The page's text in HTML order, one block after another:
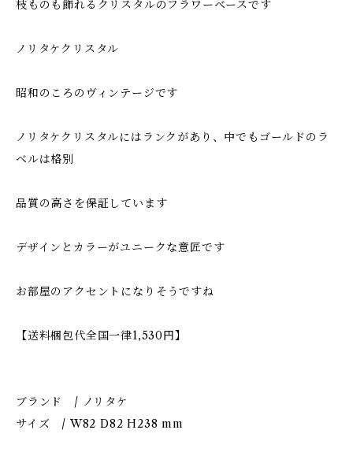
枝ものも飾れるクリスタルのフラワーベースです
ノリタケクリスタル
昭和のころのヴィンテージです
ノリタケクリスタルにはランクがあり、中でもゴールドのラ
ベルは格別
品質の高さを保証しています
デザインとカラーがユニークな意匠です
お部屋のアクセントになりそうですね
【送料梱包代全国一律1,530円】
ブランド / ノリタケ
サイズ / W82 D82 H238 mm